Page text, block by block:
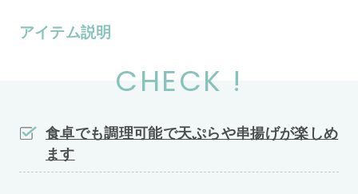
アイテム説明
CHECK !
食卓でも調理可能で天ぷらや串揚げが楽しめ
ます